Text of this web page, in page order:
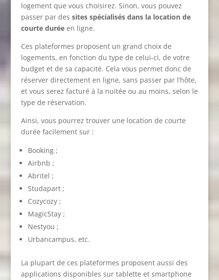
logement que vous choisirez. Sinon, vous pouvez
passer par des sites spécialisés dans la location de
courte duréeen ligne.
Ces plateformes proposent un grand choix de
logements, en fonction du type de celui-ci, de votre
budget et de sa capacité. Cela vous permet donc de
réserver directement en ligne, sans passer par l’hôte,
et vous serez facturé à la nuitée ou au moins, selon le
type de réservation.
Ainsi, vous pourrez trouver une location de courte
durée facilement sur :
Booking ;
Airbnb ;
Abritel ;
Studapart ;
Cozycozy ;
MagicStay ;
Nestyou ;
Urbancampus, etc.
La plupart de ces plateformes proposent aussi des
applications disponibles sur tablette et smartphone